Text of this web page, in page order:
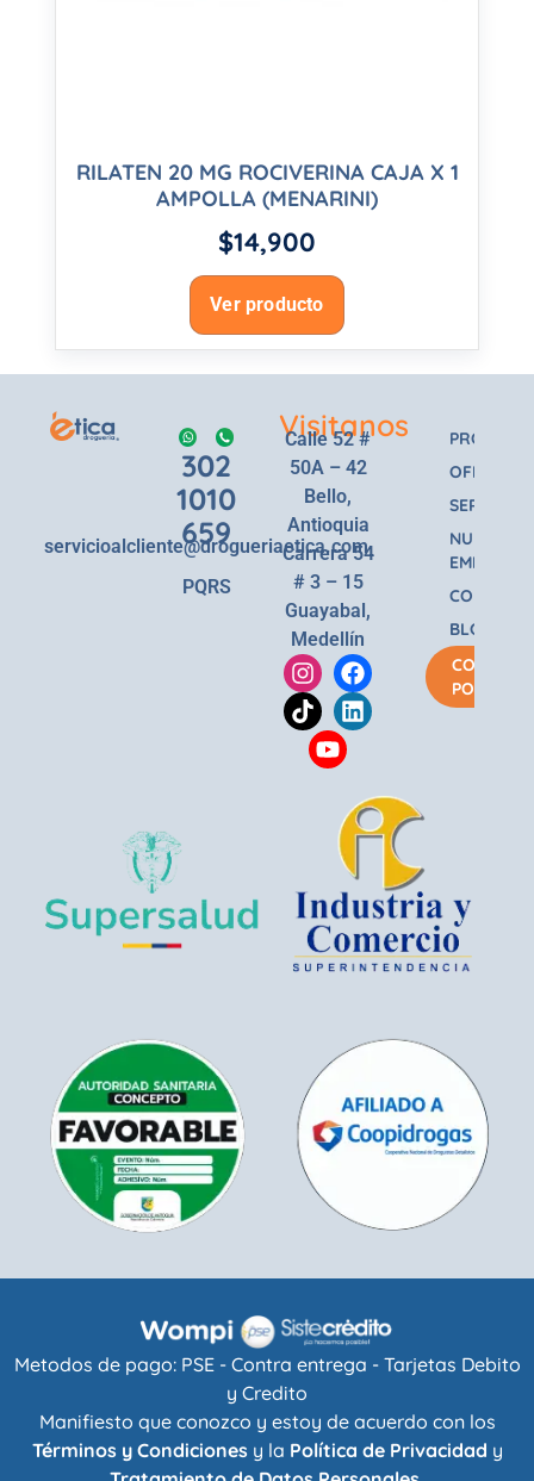
RILATEN 20 MG ROCIVERINA CAJA X 1
AMPOLLA (MENARINI)
$14,900
Ver producto
302
1010
659
servicioalcliente@drogueriaetica.com
PQRS
Visitanos
Calle 52 #
50A – 42
Bello,
Antioquia
Carrera 54
# 3 – 15
Guayabal,
Medellín
OFERTAS
SERVICIOS
NUESTRA
EMPRESA
BLOG
COMPRA
POR
Metodos de pago: PSE - Contra entrega - Tarjetas Debito
y Credito
Manifiesto que conozco y estoy de acuerdo con los
Términos y Condicionesy la Política de Privacidad y